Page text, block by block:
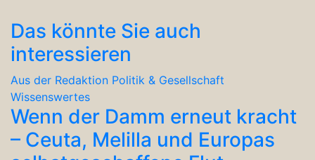
Das könnte Sie auch
interessieren
Aus der Redaktion Politik & Gesellschaft
Wissenswertes
Wenn der Damm erneut kracht
– Ceuta, Melilla und Europas